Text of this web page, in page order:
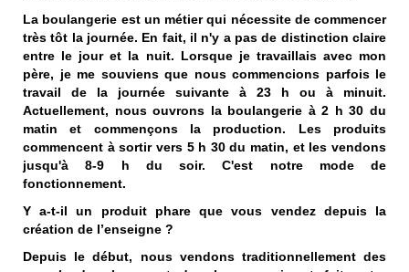
La boulangerie est un métier qui nécessite de commencer
très tôt la journée. En fait, il n'y a pas de distinction claire
entre le jour et la nuit. Lorsque je travaillais avec mon
père, je me souviens que nous commencions parfois le
travail de la journée suivante à 23 h ou à minuit.
Actuellement, nous ouvrons la boulangerie à 2 h 30 du
matin et commençons la production. Les produits
commencent à sortir vers 5 h 30 du matin, et les vendons
jusqu'à 8-9 h du soir. C'est notre mode de
fonctionnement.
Y a-t-il un produit phare que vous vendez depuis la
création de l’enseigne ?
Depuis le début, nous vendons traditionnellement des